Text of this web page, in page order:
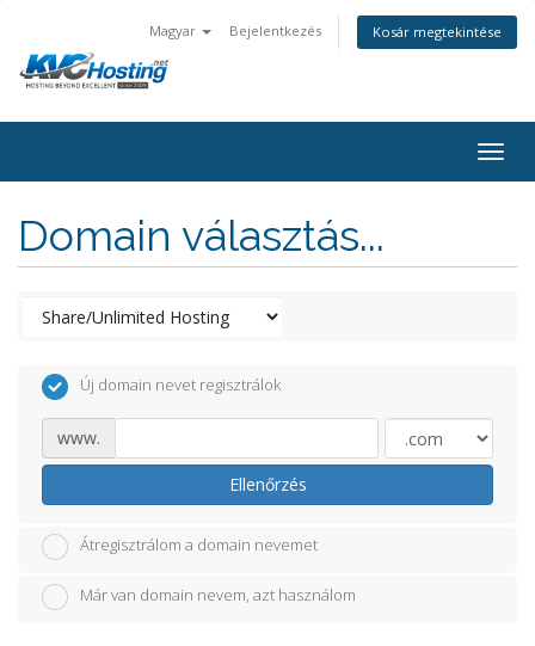
Magyar Bejelentkezés Kosár megtekintése
Domain választás...
Új domain nevet regisztrálok
www.
Ellenőrzés
Átregisztrálom a domain nevemet
Már van domain nevem, azt használom